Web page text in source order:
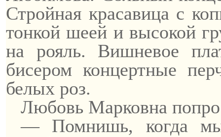
Стройная красавица с
тонкой шеей и высокой
на рояль. Вишневое
бисером концертные
белых роз.
Любовь Марковна
— Помнишь, когда мы